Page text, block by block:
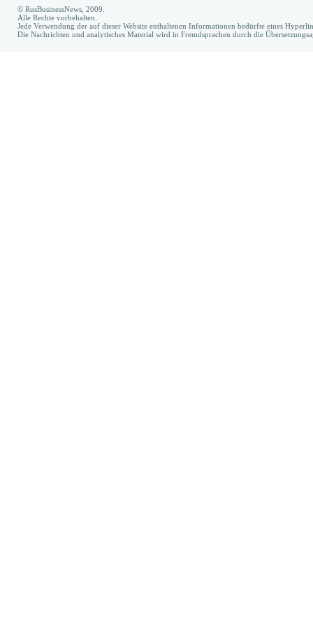
© RusBusinessNews, 2009.
Alle Rechte vorbehalten.
Jede Verwendung der auf dieser Website enthaltenen Informationen bedürfte eines
Die Nachrichten und analytisches Material wird in Fremdsprachen durch die